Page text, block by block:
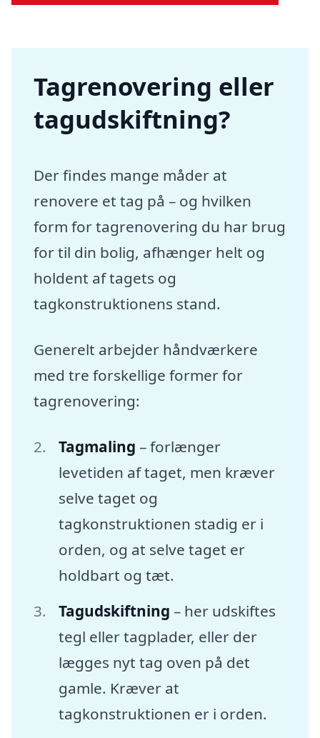
Tagrenovering eller
tagudskiftning?
Der findes mange måder at
renovere et tag på – og hvilken
form for tagrenovering du har brug
for til din bolig, afhænger helt og
holdent af tagets og
tagkonstruktionens stand.
Generelt arbejder håndværkere
med tre forskellige former for
tagrenovering:
Tagmaling – forlænger
levetiden af taget, men kræver
selve taget og
tagkonstruktionen stadig er i
orden, og at selve taget er
holdbart og tæt.
Tagudskiftning – her udskiftes
tegl eller tagplader, eller der
lægges nyt tag oven på det
gamle. Kræver at
tagkonstruktionen er i orden.